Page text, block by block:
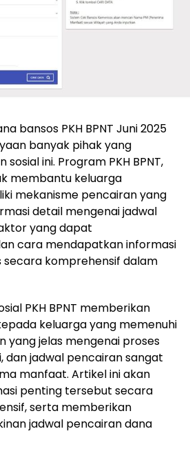
bansos PKH BPNT Juni 2025
banyak pihak yang
ini. Program PKH BPNT,
membantu keluarga
mekanisme pencairan yang
detail mengenai jadwal
yang dapat
cara mendapatkan informasi
secara komprehensif dalam
PKH BPNT memberikan
keluarga yang memenuhi
yang jelas mengenai proses
dan jadwal pencairan sangat
manfaat. Artikel ini akan
penting tersebut secara
serta memberikan
jadwal pencairan dana